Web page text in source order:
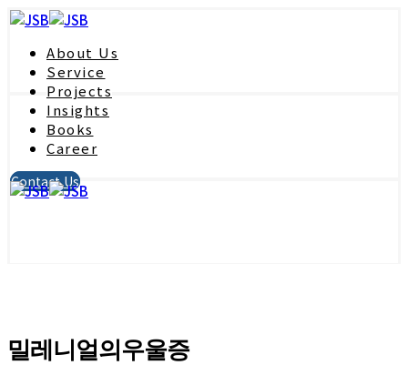
About Us
Service
Projects
Insights
Books
Career
Contact Us
밀레니얼의우울증